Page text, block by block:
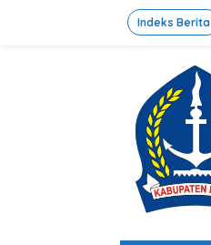
Indeks Berita